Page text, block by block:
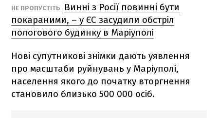
НЕ ПРОПУСТІТЬ
Винні з Росії повинні бути
покараними, – у ЄС засудили обстріл
пологового будинку в Маріуполі
Нові супутникові знімки дають уявлення
про масштаби руйнувань у Маріуполі,
населення якого до початку вторгнення
становило близько 500 000 осіб.